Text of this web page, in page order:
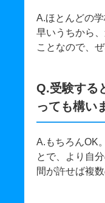
A.ほとんどの
早いうちから
ことなので、
Q.受験する
っても構い
A.もちろんOK
とで、より自
間が許せば複